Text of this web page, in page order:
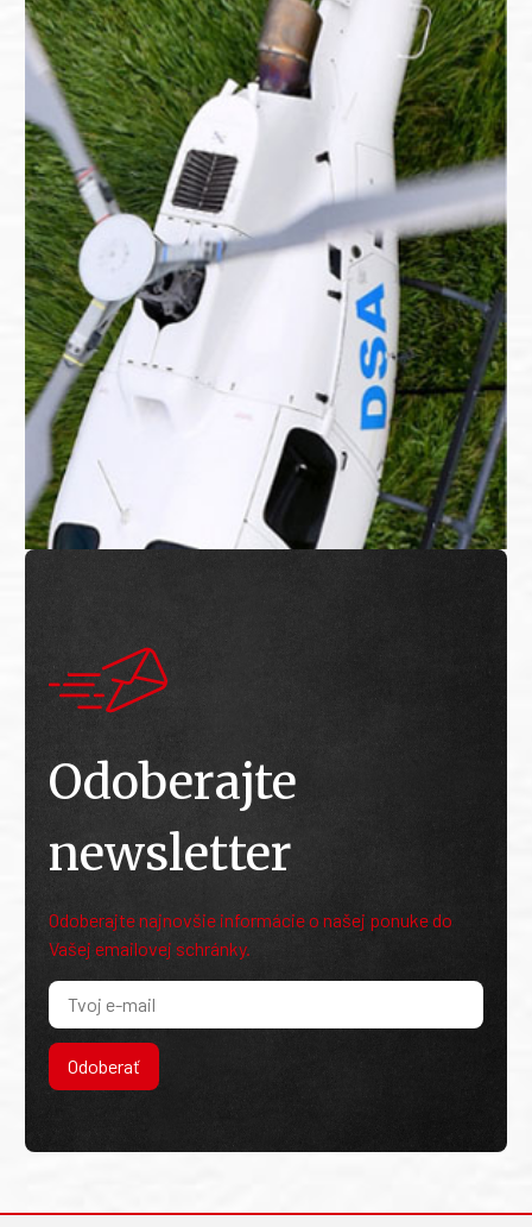
Odoberajte
newsletter
Odoberajte najnovšie informácie o našej ponuke do
Vašej emailovej schránky.
Odoberať